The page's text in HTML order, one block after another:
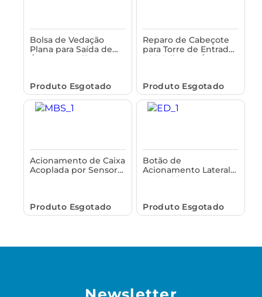
Bolsa de Vedação
Plana para Saída de
Água com Diâmetro
Produto Esgotado
Reparo de Cabeçote
para Torre de Entrada
Hidráulica de Água
Produto Esgotado
Acionamento de Caixa
Acoplada por Sensor
Produto Esgotado
Botão de
Acionamento Lateral
Embutido Cromado
Produto Esgotado